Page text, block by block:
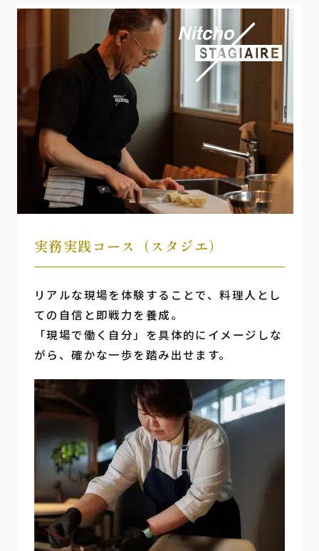
実務実践コース（スタジエ）
リアルな現場を体験することで、料理人とし
ての自信と即戦力を養成。
「現場で働く自分」を具体的にイメージしな
がら、確かな一歩を踏み出せます。